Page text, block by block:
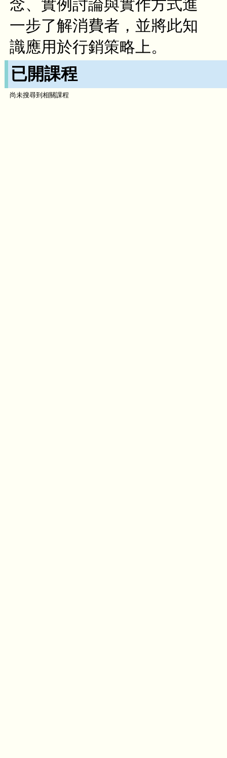
念、實例討論與實作方式進
一步了解消費者，並將此知
識應用於行銷策略上。
已開課程
尚未搜尋到相關課程